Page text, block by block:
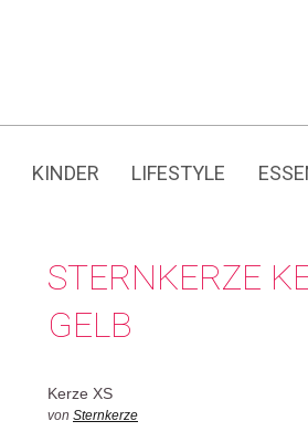
KINDER LIFESTYLE
STERNKERZE
GELB
Kerze XS
von Sternkerze